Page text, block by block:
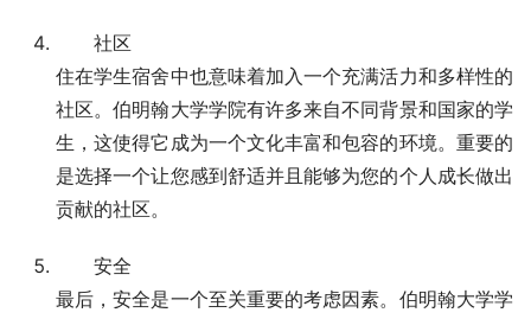
社区
住在学生宿舍中也意味着加入一个充满活力和多样性的
社区。伯明翰大学学院有许多来自不同背景和国家的学
生，这使得它成为一个文化丰富和包容的环境。重要的
是选择一个让您感到舒适并且能够为您的个人成长做出
贡献的社区。
安全
最后，安全是一个至关重要的考虑因素。伯明翰大学学